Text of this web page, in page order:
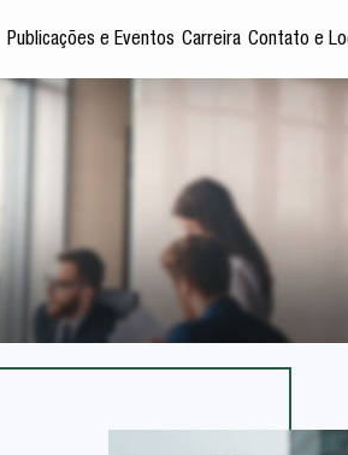
Publicações e Eventos Carreira Contato e